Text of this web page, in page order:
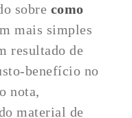
sobre como
mais simples
resultado de
benefício no
nota,
material de